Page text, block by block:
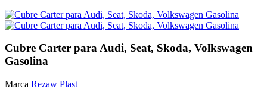
Cubre Carter para Audi, Seat, Skoda, Volkswagen
Gasolina
Marca Rezaw Plast